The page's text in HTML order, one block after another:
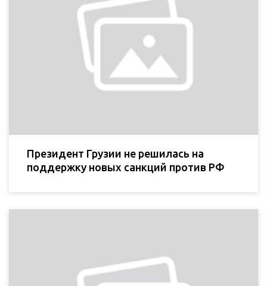
Президент Грузии не решилась на
поддержку новых санкций против РФ